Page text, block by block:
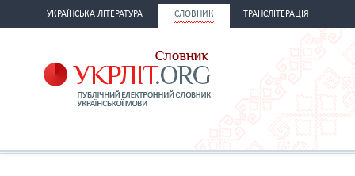
УКРАЇНСЬКА ЛІТЕРАТУРА СЛОВНИК ТРАНСЛІТЕРАЦІЯ